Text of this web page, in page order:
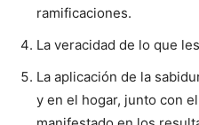
ramificaciones.
La veracidad de lo que
La aplicación de la
y en el hogar, junto con